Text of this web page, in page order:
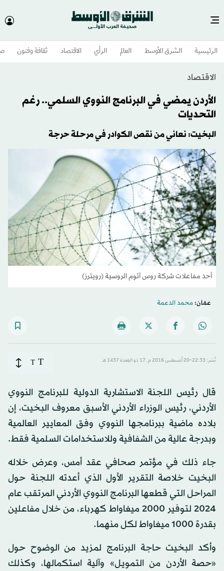
الرئيسية الشرق الأوسط​ العالم الرأي الاقتصاد ثقافة وفنون
الاقتصاد
الأردن يمضي في البرنامج النووي السلمي.. رغم
التحديات
البخيت: نعاني من نقص الكوادر في مرحلة حرجة
أحد مفاعلات شركة روس آتوم الروسية (رويترز)
عمّان:محمد الدعمة
نُشر: 22:33-20 أغسطس 2016 م ـ 17 ذو القِعدة 1437 هـ T
T
قال رئيس اللجنة الاستشارية الدولية للبرنامج النووي
الأردني، رئيس الوزراء الأردني الأسبق معروف البخيت، إن
بلاده ماضية ببرنامجها النووي وفق المعايير العالمية
وبدرجة عالية من الشفافية وللاستخدامات السلمية فقط.
جاء ذلك في مؤتمر صحافي عقد أمس، وعرض خلاله
البخيت خلاصة التقرير الأول الذي أعدته اللجنة حول
المراحل التي قطعها البرنامج النووي الأردني المرتقب عام
2024 لتوفير 2000 ميغاواط كهرباء، من خلال مفاعلين
بقدرة 1000 ميغاواط لكل منهما.
وأكد البخيت حاجة البرنامج لمزيد من الوضوح حول
«حصة الأردن من التمويل» وآلية استكمالها، وكذلك